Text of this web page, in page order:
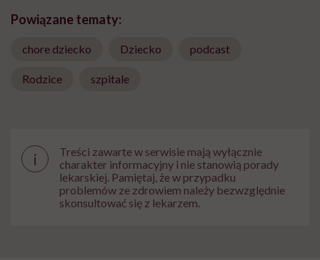
Powiązane tematy:
chore dziecko Dziecko podcast
Rodzice szpitale
i
Treści zawarte w serwisie mają wyłącznie
charakter informacyjny i nie stanowią porady
lekarskiej. Pamiętaj, że w przypadku
problemów ze zdrowiem należy bezwzględnie
skonsultować się z lekarzem.